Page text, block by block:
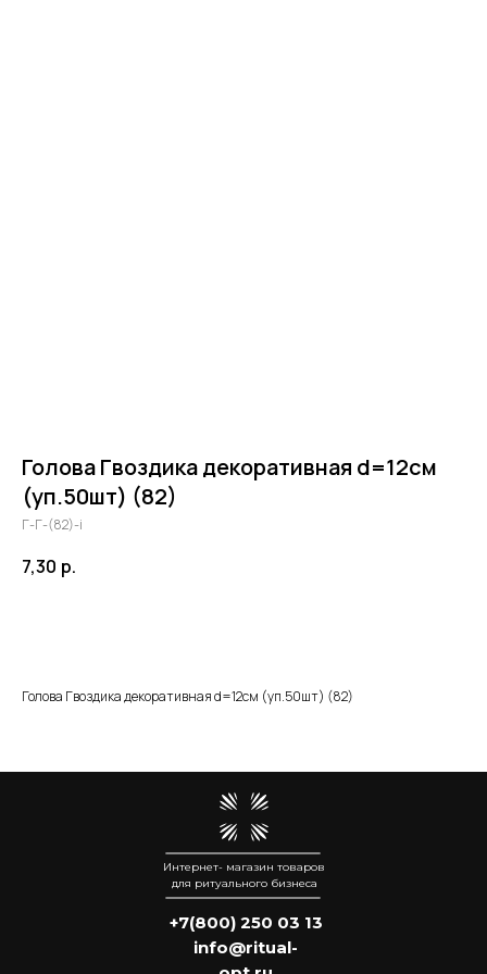
Голова Гвоздика декоративная d=12см
(уп.50шт) (82)
Г-Г-(82)-i
7,30 р.
Голова Гвоздика декоративная d=12см (уп.50шт) (82)
Интернет- магазин товаров
для ритуального бизнеса
+7(800) 250 03 13
info@ritual-